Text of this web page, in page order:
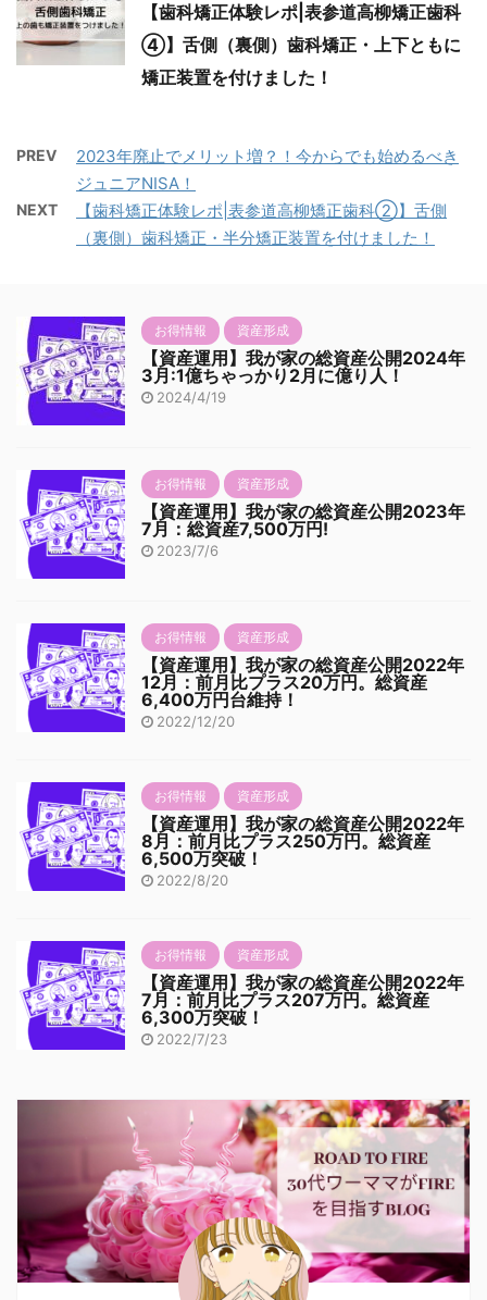
【歯科矯正体験レポ|表参道高柳矯正歯科
④】舌側（裏側）歯科矯正・上下ともに
矯正装置を付けました！
PREV
2023年廃止でメリット増？！今からでも始めるべき
ジュニアNISA！
NEXT
【歯科矯正体験レポ|表参道高柳矯正歯科②】舌側
（裏側）歯科矯正・半分矯正装置を付けました！
お得情報 資産形成
【資産運用】我が家の総資産公開2024年
3月:1億ちゃっかり2月に億り人！
2024/4/19
お得情報 資産形成
【資産運用】我が家の総資産公開2023年
7月：総資産7,500万円!
2023/7/6
お得情報 資産形成
【資産運用】我が家の総資産公開2022年
12月：前月比プラス20万円。総資産
6,400万円台維持！
2022/12/20
お得情報 資産形成
【資産運用】我が家の総資産公開2022年
8月：前月比プラス250万円。総資産
6,500万突破！
2022/8/20
お得情報 資産形成
【資産運用】我が家の総資産公開2022年
7月：前月比プラス207万円。総資産
6,300万突破！
2022/7/23